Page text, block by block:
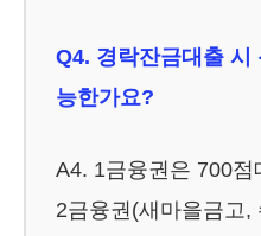
Q4. 경락잔금대출 시
능한가요?
A4. 1금융권은 700
2금융권(새마을금고,